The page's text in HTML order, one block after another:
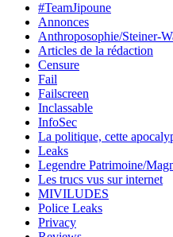
#TeamJipoune
Annonces
Anthroposophie/Steiner-
Articles de la rédaction
Censure
Fail
Failscreen
Inclassable
InfoSec
La politique, cette
Leaks
Legendre Patrimoine/
Les trucs vus sur internet
MIVILUDES
Police Leaks
Privacy